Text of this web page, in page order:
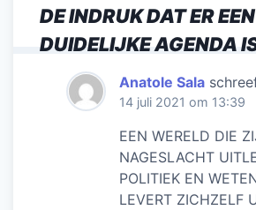
DE INDRUK DAT ER EEN
DUIDELIJKE AGENDA
Anatole Sala
14 juli 2021 om 13:39
EEN WERELD DIE
NAGESLACHT
POLITIEK EN
LEVERT ZICHZELF